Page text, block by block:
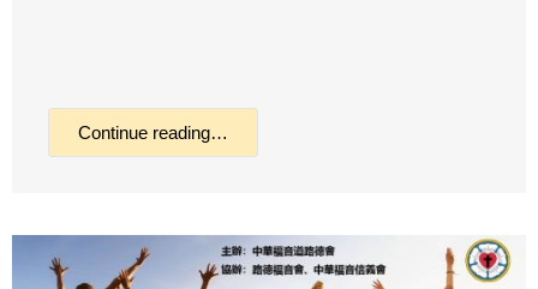
Continue reading…